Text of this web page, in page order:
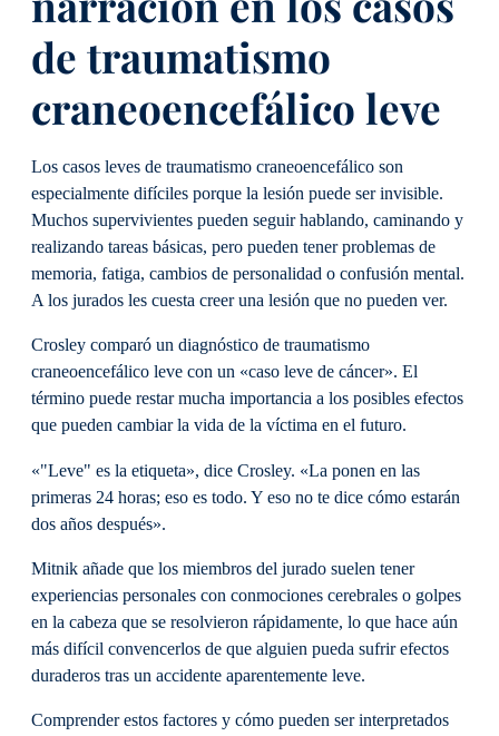
de traumatismo
craneoencefálico leve
Los casos leves de traumatismo craneoencefálico son
especialmente difíciles porque la lesión puede ser invisible.
Muchos supervivientes pueden seguir hablando, caminando y
realizando tareas básicas, pero pueden tener problemas de
memoria, fatiga, cambios de personalidad o confusión mental.
A los jurados les cuesta creer una lesión que no pueden ver.
Crosley comparó un diagnóstico de traumatismo
craneoencefálico leve con un «caso leve de cáncer». El
término puede restar mucha importancia a los posibles efectos
que pueden cambiar la vida de la víctima en el futuro.
«"Leve" es la etiqueta», dice Crosley. «La ponen en las
primeras 24 horas; eso es todo. Y eso no te dice cómo estarán
dos años después».
Mitnik añade que los miembros del jurado suelen tener
experiencias personales con conmociones cerebrales o golpes
en la cabeza que se resolvieron rápidamente, lo que hace aún
más difícil convencerlos de que alguien pueda sufrir efectos
duraderos tras un accidente aparentemente leve.
Comprender estos factores y cómo pueden ser interpretados